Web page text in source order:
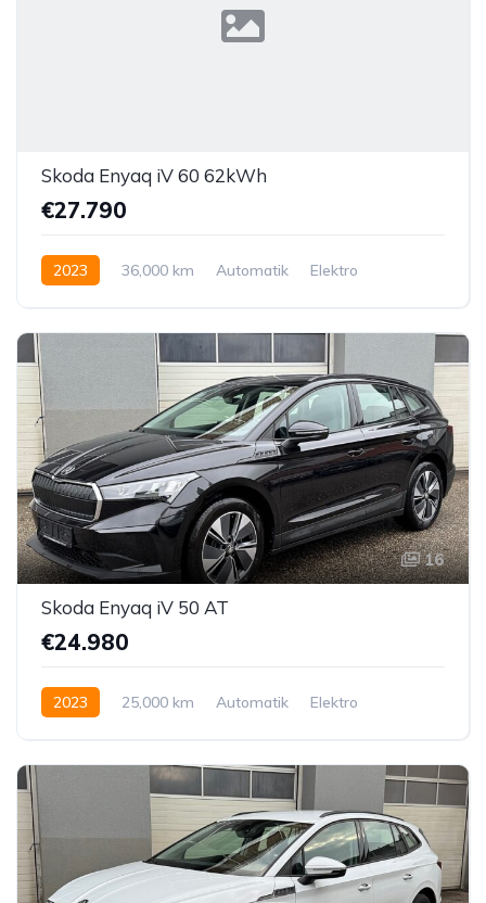
Skoda Enyaq iV 60 62kWh
€27.790
2023 36,000 km Automatik
Elektro
16
Skoda Enyaq iV 50 AT
€24.980
2023 25,000 km Automatik
Elektro